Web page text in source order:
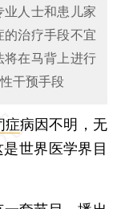
人士和患儿家
治疗手段不宜
在马背上进行
干预手段
症病因不明，无
世界医学界目